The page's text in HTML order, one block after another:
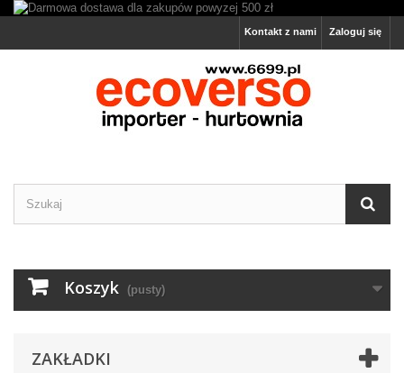
Zaloguj się
Kontakt z nami
Koszyk (pusty)
ZAKŁADKI